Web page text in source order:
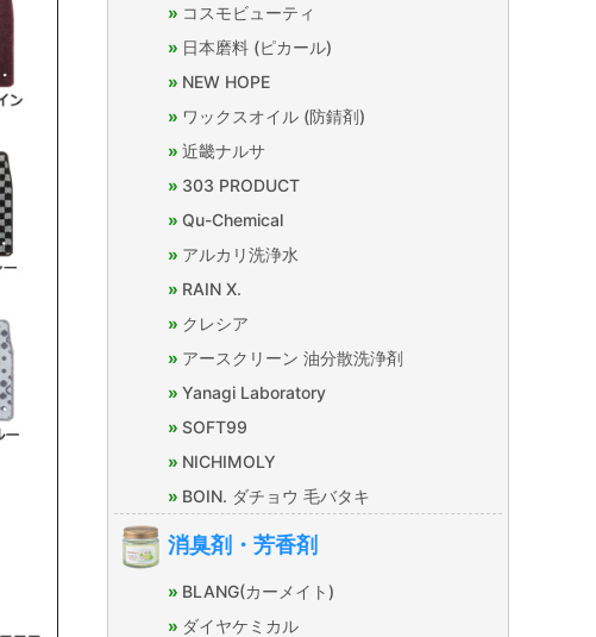
コスモビューティ
日本磨料 (ピカール)
NEW HOPE
ワックスオイル (防錆剤)
近畿ナルサ
303 PRODUCT
Qu-Chemical
アルカリ洗浄水
RAIN X.
クレシア
アースクリーン 油分散洗浄剤
Yanagi Laboratory
SOFT99
NICHIMOLY
BOIN. ダチョウ 毛バタキ
消臭剤・芳香剤
BLANG(カーメイト)
ダイヤケミカル